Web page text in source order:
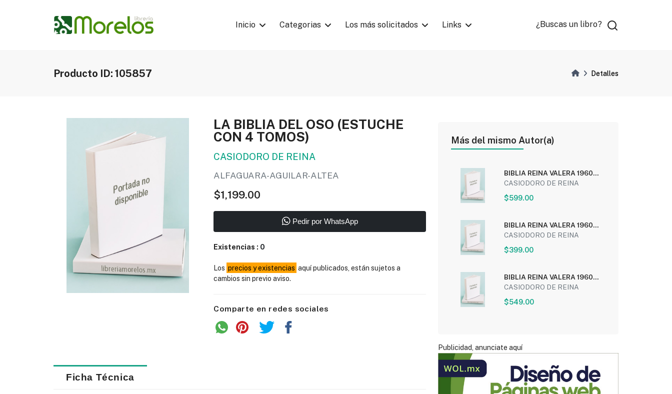
Inicio Categorias Los más solicitados Links ¿Buscas un libro?
Producto ID: 105857 Detalles
LA BIBLIA DEL OSO (ESTUCHE
CON 4 TOMOS)
CASIODORO DE REINA
ALFAGUARA-AGUILAR-ALTEA
$1,199.00
Pedir por WhatsApp
Existencias : 0
Los precios y existencias aquí publicados, están sujetos a
cambios sin previo aviso.
Comparte en redes sociales
Ficha Técnica
Más del mismo Autor(a)
BIBLIA REINA VALERA 1960
SIMIL PIEL AGUAMARINA...
CASIODORO DE REINA
$599.00
BIBLIA REINA VALERA 1960
LEON DE JUDA (LETRA...
CASIODORO DE REINA
$399.00
BIBLIA REINA VALERA 1960
SIMIL PIEL COLOR NEGRO...
CASIODORO DE REINA
$549.00
Publicidad, anunciate aquí